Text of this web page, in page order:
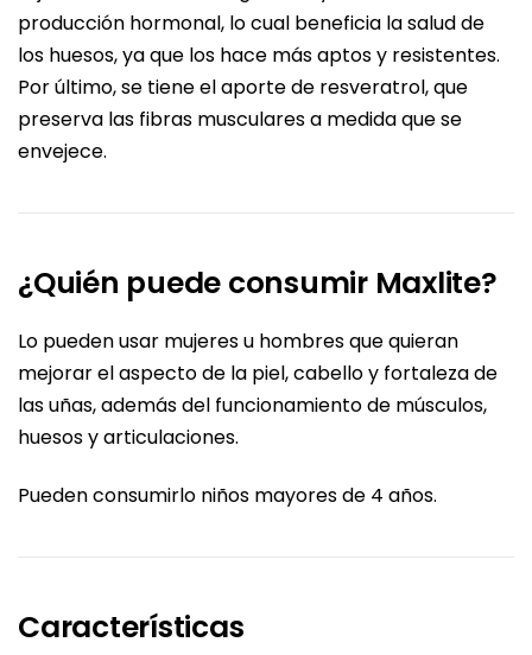
producción hormonal, lo cual beneficia la salud de
los huesos, ya que los hace más aptos y resistentes.
Por último, se tiene el aporte de resveratrol, que
preserva las fibras musculares a medida que se
envejece.
¿Quién puede consumir Maxlite?
Lo pueden usar mujeres u hombres que quieran
mejorar el aspecto de la piel, cabello y fortaleza de
las uñas, además del funcionamiento de músculos,
huesos y articulaciones.
Pueden consumirlo niños mayores de 4 años.
Características